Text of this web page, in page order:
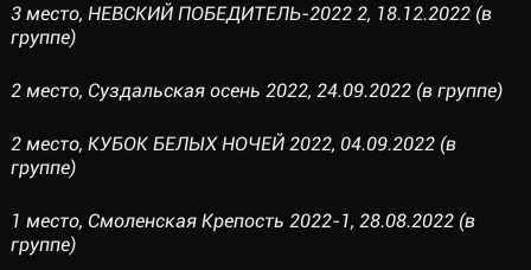
3 место, НЕВСКИЙ ПОБЕДИТЕЛЬ-2022 2, 18.12.2022 (в
группе)
2 место, Суздальская осень 2022, 24.09.2022 (в группе)
2 место, КУБОК БЕЛЫХ НОЧЕЙ 2022, 04.09.2022 (в
группе)
1 место, Смоленская Крепость 2022-1, 28.08.2022 (в
группе)